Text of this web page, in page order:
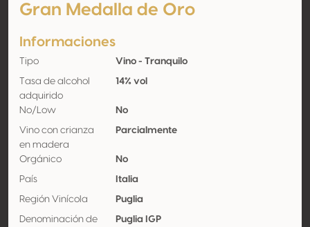
Gran Medalla de Oro
Informaciones
Tipo Vino - Tranquilo
Tasa de alcohol
adquirido
14% vol
No/Low No
Vino con crianza
en madera
Parcialmente
Orgánico No
País Italia
Región Vinícola Puglia
Denominación de
Puglia IGP